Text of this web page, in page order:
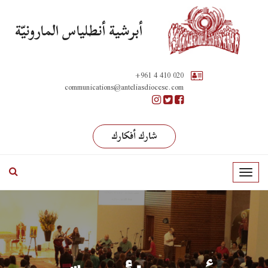
أبرشية أنطلياس المارونيّة
+961 4 410 020
communications@anteliasdiocese.com
شارك أفكارك
T
o
g
l
e
n